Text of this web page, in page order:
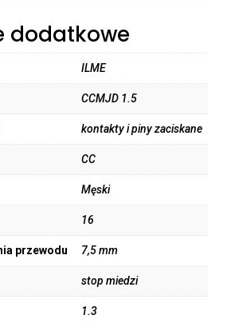
dodatkowe
ILME
CCMJD 1.5
kontakty i piny zaciskane
CC
Męski
16
przewodu 7,5 mm
stop miedzi
1.3